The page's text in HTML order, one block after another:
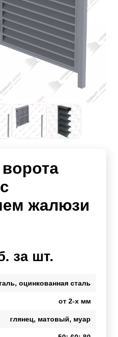
жалюзи
за шт.
оцинкованная сталь
от 2-х мм
глянец, матовый, муар